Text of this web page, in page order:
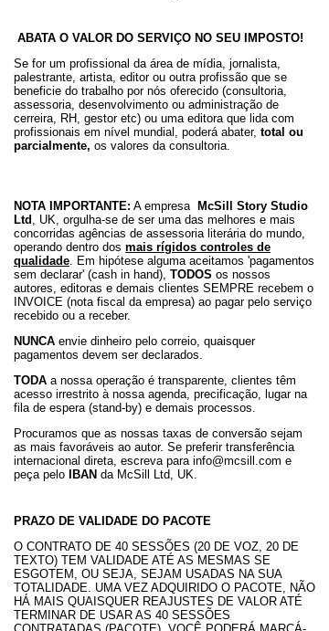
ABATA O VALOR DO SERVIÇO NO SEU IMPOSTO!
Se for um profissional da área de mídia, jornalista,
palestrante, artista, editor ou outra profissão que se
beneficie do trabalho por nós oferecido (consultoria,
assessoria, desenvolvimento ou administração de
cerreira, RH, gestor etc) ou uma editora que lida com
profissionais em nível mundial, poderá abater, total ou
parcialmente, os valores da consultoria.
NOTA IMPORTANTE: A empresa McSill Story Studio
Ltd , UK, orgulha-se de ser uma das melhores e mais
concorridas agências de assessoria literária do mundo,
operando dentro dos mais rígidos controles de
qualidade. Em hipótese alguma aceitamos 'pagamentos
sem declarar' (cash in hand), TODOS os nossos
autores, editoras e demais clientes SEMPRE recebem o
INVOICE (nota fiscal da empresa) ao pagar pelo serviço
recebido ou a receber.
NUNCA envie dinheiro pelo correio, quaisquer
pagamentos devem ser declarados.
TODA a nossa operação é transparente, clientes têm
acesso irrestrito à nossa agenda, precificação, lugar na
fila de espera (stand-by) e demais processos.
Procuramos que as nossas taxas de conversão sejam
as mais favoráveis ao autor. Se preferir transferência
internacional direta, escreva para info@mcsill.com e
peça pelo IBAN da McSill Ltd, UK.
PRAZO DE VALIDADE DO PACOTE
O CONTRATO DE 40 SESSÕES (20 DE VOZ, 20 DE
TEXTO) TEM VALIDADE ATÉ AS MESMAS SE
ESGOTEM, OU SEJA, SEJAM USADAS NA SUA
TOTALIDADE. UMA VEZ ADQUIRIDO O PACOTE, NÃO
HÁ MAIS QUAISQUER REAJUSTES DE VALOR ATÉ
TERMINAR DE USAR AS 40 SESSÕES